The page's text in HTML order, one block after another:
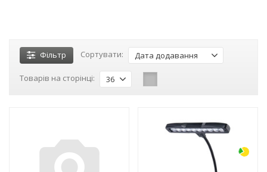
Фільтр Сортувати: Дата додавання
Товарів на сторінці: 36